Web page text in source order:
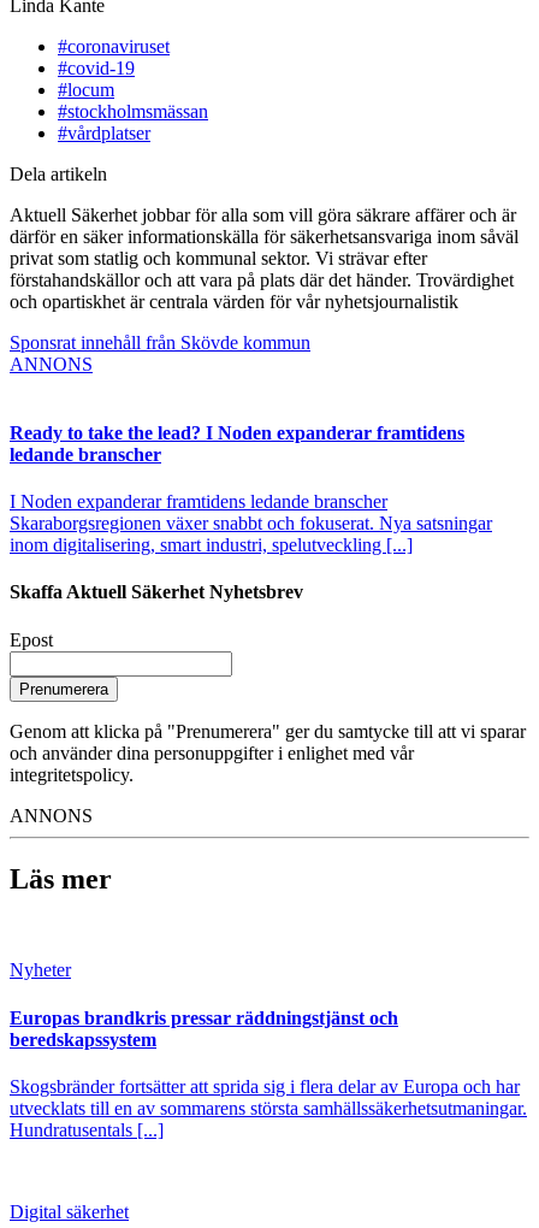
Linda Kante
#coronaviruset
#covid-19
#locum
#stockholmsmässan
#vårdplatser
Dela artikeln
Aktuell Säkerhet jobbar för alla som vill göra säkrare affärer och är
därför en säker informationskälla för säkerhetsansvariga inom såväl
privat som statlig och kommunal sektor. Vi strävar efter
förstahandskällor och att vara på plats där det händer. Trovärdighet
och opartiskhet är centrala värden för vår nyhetsjournalistik
Sponsrat innehåll från Skövde kommun
ANNONS
Ready to take the lead? I Noden expanderar framtidens
ledande branscher
I Noden expanderar framtidens ledande branscher
Skaraborgsregionen växer snabbt och fokuserat. Nya satsningar
inom digitalisering, smart industri, spelutveckling [...]
Skaffa Aktuell Säkerhet Nyhetsbrev
Epost
Prenumerera
Genom att klicka på "Prenumerera" ger du samtycke till att vi sparar
och använder dina personuppgifter i enlighet med vår
integritetspolicy.
ANNONS
Läs mer
Nyheter
Europas brandkris pressar räddningstjänst och
beredskapssystem
Skogsbränder fortsätter att sprida sig i flera delar av Europa och har
utvecklats till en av sommarens största samhällssäkerhetsutmaningar.
Hundratusentals [...]
Digital säkerhet